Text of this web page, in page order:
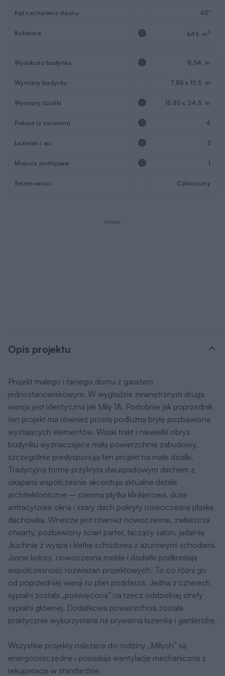
Kąt nachylenia dachu 45°
Kubatura 646 m3
Wysokość budynku 8,54 m
Wymiary budynku 7,85 x 15,5 m
Wymiary działki 15,85 x 24,5 m
Pokoje (z salonem) 4
Łazienki i wc 3
Miejsca postojowe 1
Sezonowość Całoroczny
REKLAMA
Opis projektu
Projekt małego i taniego domu z garażem
jednostanowiskowym. W wyglądzie zewnętrznym druga
wersja jest identyczna jak Miły 1A. Podobnie jak poprzednik
ten projekt ma również prostą podłużną bryłę pozbawioną
wystających elementów. Wąski trakt i niewielki obrys
budynku wyznaczające małą powierzchnię zabudowy,
szczególnie predysponują ten projekt na małe działki.
Tradycyjną formę przykrytą dwuspadowym dachem z
okapami współcześnie akcentują aktualne detale
architektoniczne – ciemna płytka klinkierowa, duże
antracytowe okna i szary dach pokryty nowoczesną płaską
dachówką. Wnętrze jest również nowoczesne, zwłaszcza
otwarty, pozbawiony ścian parter, łączący salon, jadalnię
,kuchnię z wyspą i klatkę schodową z ażurowymi schodami.
Jasne kolory, nowoczesna meble i dodatki podkreślają
współczesność rozwiązań projektowych. To co różni go
od poprzedniej wersji to plan poddasza. Jedna z czterech
sypialni została „poświęcona” na rzecz oddzielnej strefy
sypialni głównej. Dodatkowa powierzchnia została
praktycznie wykorzystana na prywatną łazienkę i garderobę.
Wszystkie projekty należące do rodziny „Miłych” są
energooszczędne i posiadają wentylację mechaniczną z
rekuperacją w standardzie.